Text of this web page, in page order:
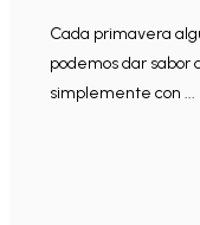
Cada primavera
podemos dar sabor
simplemente con ...